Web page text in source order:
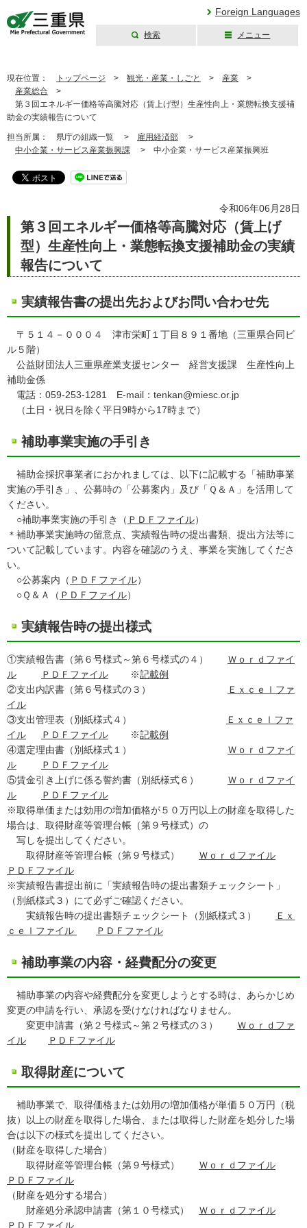
Foreign Languages
検索 メニュー
現在位置： トップページ > 観光・産業・しごと > 産業 >
産業総合 >
第３回エネルギー価格等高騰対応（賃上げ型）生産性向上・業態転換支援補
助金の実績報告について
担当所属： 県庁の組織一覧 > 雇用経済部 >
中小企業・サービス産業振興課 > 中小企業・サービス産業振興班
令和06年06月28日
第３回エネルギー価格等高騰対応（賃上げ
型）生産性向上・業態転換支援補助金の実績
報告について
実績報告書の提出先およびお問い合わせ先
〒５１４－０００４ 津市栄町１丁目８９１番地（三重県合同ビ
ル５階）
公益財団法人三重県産業支援センター 経営支援課 生産性向上
補助金係
電話：059-253-1281 E-mail：tenkan@miesc.or.jp
（土日・祝日を除く平日9時から17時まで）
補助事業実施の手引き
補助金採択事業者におかれましては、以下に記載する「補助事業
実施の手引き」、公募時の「公募案内」及び「Ｑ＆Ａ」を活用して
ください。
○補助事業実施の手引き（ ＰＤＦファイル）
＊補助事業実施時の留意点、実績報告時の提出書類、提出方法等に
ついて記載しています。内容を確認のうえ、事業を実施してくださ
い。
○公募案内（ ＰＤＦファイル）
○Ｑ＆Ａ（ ＰＤＦファイル）
実績報告時の提出様式
①実績報告書（第６号様式～第６号様式の４） Ｗｏｒｄファイ
ル
ＰＤＦファイル ※記載例
②支出内訳書（第６号様式の３）
Ｅｘｃｅｌファ
イル
③支出管理表（別紙様式４）
Ｅｘｃｅｌファ
イル
ＰＤＦファイル ※記載例
④選定理由書（別紙様式１） Ｗｏｒｄファイ
ル
ＰＤＦファイル
⑤賃金引き上げに係る誓約書（別紙様式６） Ｗｏｒｄファイ
ル
ＰＤＦファイル
※取得単価または効用の増加価格が５０万円以上の財産を取得した
場合は、取得財産等管理台帳（第９号様式）の
写しを提出してください。
取得財産等管理台帳（第９号様式） Ｗｏｒｄファイル
ＰＤＦファイル
※実績報告書提出前に「実績報告時の提出書類チェックシート」
（別紙様式３）にて必ずご確認ください。
実績報告時の提出書類チェックシート（別紙様式３）
Ｅｘ
ｃｅｌファイル
ＰＤＦファイル
補助事業の内容・経費配分の変更
補助事業の内容や経費配分を変更しようとする時は、あらかじめ
変更の申請を行い、承認を受けなければなりません。
変更申請書（第２号様式～第２号様式の３） Ｗｏｒｄファ
イル
ＰＤＦファイル
取得財産について
補助事業で、取得価格または効用の増加価格が単価５０万円（税
抜）以上の財産を取得した場合、または取得した財産を処分した場
合は以下の様式を提出してください。
（財産を取得した場合）
取得財産等管理台帳（第９号様式） Ｗｏｒｄファイル
ＰＤＦファイル
（財産を処分する場合）
財産処分承認申請書（第１０号様式） Ｗｏｒｄファイル
ＰＤＦファイル